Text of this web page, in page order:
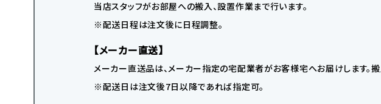
当店スタッフがお部屋への搬入、設置作業まで行います。
※配送日程は注文後に日程調整。
【メーカー直送】
メーカー直送品は、メーカー指定の宅配業者がお客様宅へお届けします。
※配送日は注文後7日以降であれば指定可。